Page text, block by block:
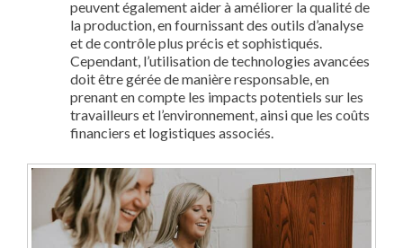
peuvent également aider à améliorer la qualité de
la production, en fournissant des outils d’analyse
et de contrôle plus précis et sophistiqués.
Cependant, l’utilisation de technologies avancées
doit être gérée de manière responsable, en
prenant en compte les impacts potentiels sur les
travailleurs et l’environnement, ainsi que les coûts
financiers et logistiques associés.